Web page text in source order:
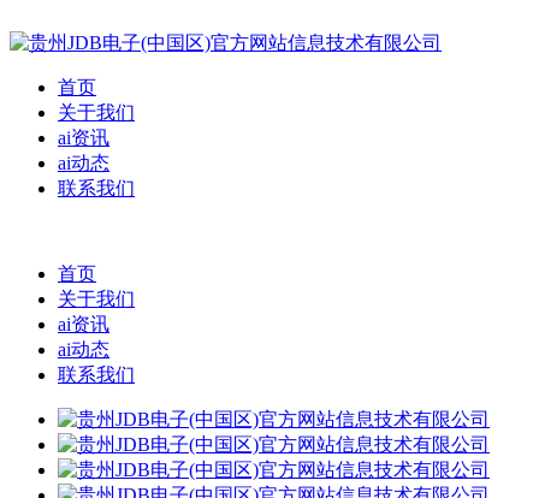
首页
关于我们
ai资讯
ai动态
联系我们
首页
关于我们
ai资讯
ai动态
联系我们